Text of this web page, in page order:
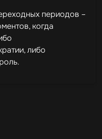
периодов –
когда
либо